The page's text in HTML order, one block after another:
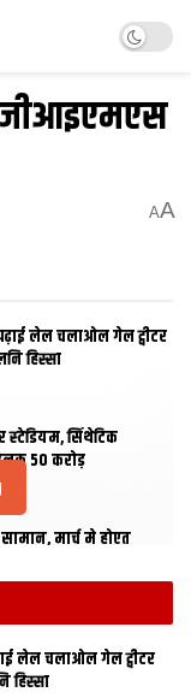
AA
लेल चलाओल गेल ट्वीटर
हिस्सा
स्‍टेडि‍यम, सिंथेटिक
50 करोड़
मार्च मे होएत
लेल चलाओल गेल ट्वीटर
हिस्सा